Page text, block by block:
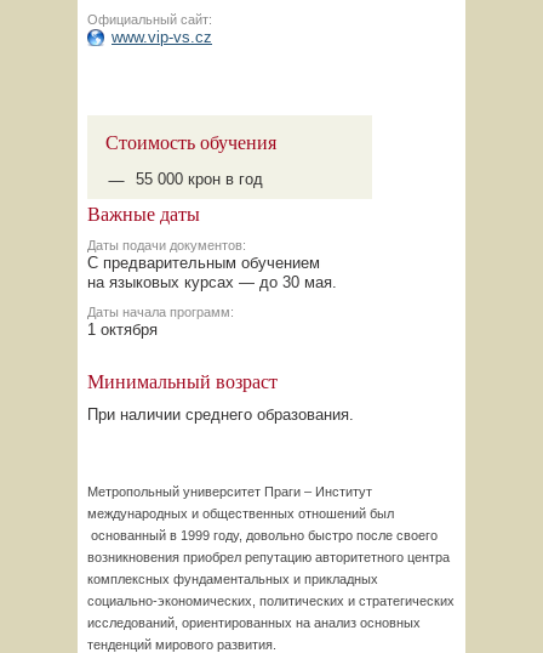
Официальный сайт:
www.vip-vs.cz
Стоимость обучения
55 000 крон в год
Важные даты
Даты подачи документов:
С предварительным обучением
на языковых курсах — до 30 мая.
Даты начала программ:
1 октября
Минимальный возраст
При наличии среднего образования.
Метропольный университет Праги – Институт
международных и общественных отношений был
основанный в 1999 году, довольно быстро после своего
возникновения приобрел репутацию авторитетного центра
комплексных фундаментальных и прикладных
социально-экономических, политических и стратегических
исследований, ориентированных на анализ основных
тенденций мирового развития.